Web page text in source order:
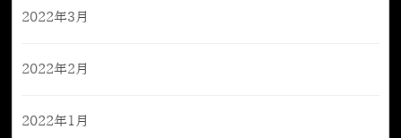
2022年3月
2022年2月
2022年1月